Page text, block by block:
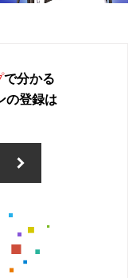
で分かる
の登録は